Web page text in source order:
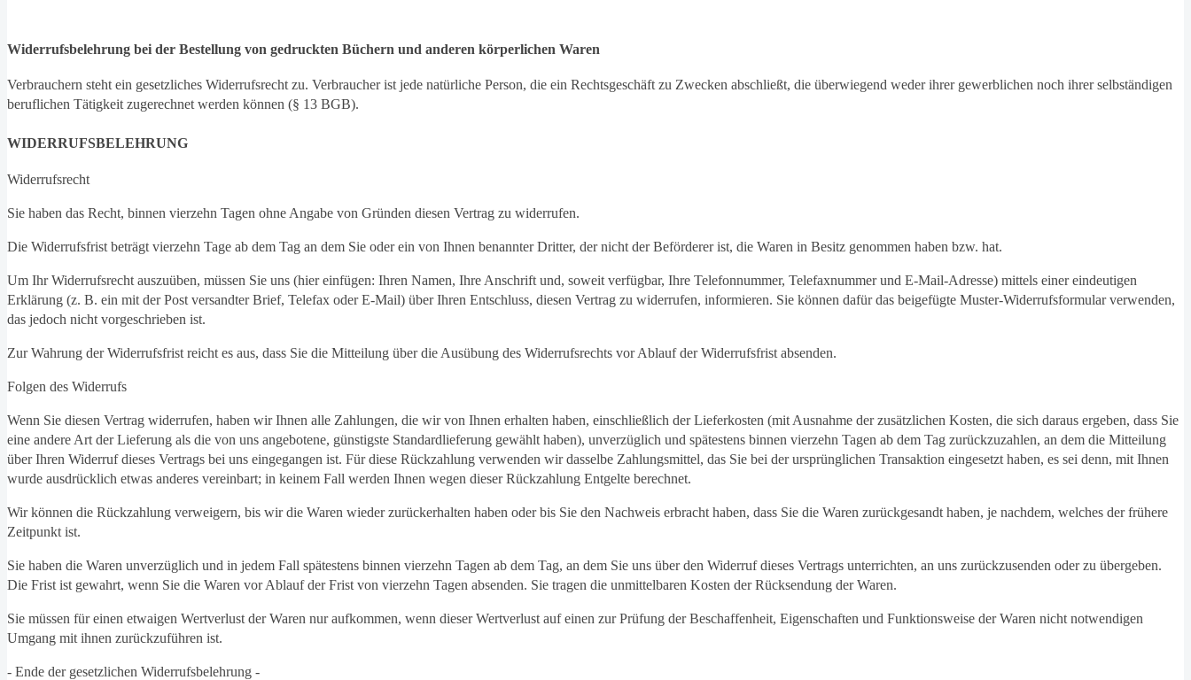
Widerrufsbelehrung bei der Bestellung von gedruckten Büchern und anderen körperlichen Waren
Verbrauchern steht ein gesetzliches Widerrufsrecht zu. Verbraucher ist jede natürliche Person, die ein Rechtsgeschäft zu Zwecken abschließt, die überwiegend weder ihrer gewerblichen noch ihrer selbständigen
beruflichen Tätigkeit zugerechnet werden können (§ 13 BGB).
WIDERRUFSBELEHRUNG
Widerrufsrecht
Sie haben das Recht, binnen vierzehn Tagen ohne Angabe von Gründen diesen Vertrag zu widerrufen.
Die Widerrufsfrist beträgt vierzehn Tage ab dem Tag an dem Sie oder ein von Ihnen benannter Dritter, der nicht der Beförderer ist, die Waren in Besitz genommen haben bzw. hat.
Um Ihr Widerrufsrecht auszuüben, müssen Sie uns (hier einfügen: Ihren Namen, Ihre Anschrift und, soweit verfügbar, Ihre Telefonnummer, Telefaxnummer und E-Mail-Adresse) mittels einer eindeutigen
Erklärung (z. B. ein mit der Post versandter Brief, Telefax oder E-Mail) über Ihren Entschluss, diesen Vertrag zu widerrufen, informieren. Sie können dafür das beigefügte Muster-Widerrufsformular verwenden,
das jedoch nicht vorgeschrieben ist.
Zur Wahrung der Widerrufsfrist reicht es aus, dass Sie die Mitteilung über die Ausübung des Widerrufsrechts vor Ablauf der Widerrufsfrist absenden.
Folgen des Widerrufs
Wenn Sie diesen Vertrag widerrufen, haben wir Ihnen alle Zahlungen, die wir von Ihnen erhalten haben, einschließlich der Lieferkosten (mit Ausnahme der zusätzlichen Kosten, die sich daraus ergeben, dass Sie
eine andere Art der Lieferung als die von uns angebotene, günstigste Standardlieferung gewählt haben), unverzüglich und spätestens binnen vierzehn Tagen ab dem Tag zurückzuzahlen, an dem die Mitteilung
über Ihren Widerruf dieses Vertrags bei uns eingegangen ist. Für diese Rückzahlung verwenden wir dasselbe Zahlungsmittel, das Sie bei der ursprünglichen Transaktion eingesetzt haben, es sei denn, mit Ihnen
wurde ausdrücklich etwas anderes vereinbart; in keinem Fall werden Ihnen wegen dieser Rückzahlung Entgelte berechnet.
Wir können die Rückzahlung verweigern, bis wir die Waren wieder zurückerhalten haben oder bis Sie den Nachweis erbracht haben, dass Sie die Waren zurückgesandt haben, je nachdem, welches der frühere
Zeitpunkt ist.
Sie haben die Waren unverzüglich und in jedem Fall spätestens binnen vierzehn Tagen ab dem Tag, an dem Sie uns über den Widerruf dieses Vertrags unterrichten, an uns zurückzusenden oder zu übergeben.
Die Frist ist gewahrt, wenn Sie die Waren vor Ablauf der Frist von vierzehn Tagen absenden. Sie tragen die unmittelbaren Kosten der Rücksendung der Waren.
Sie müssen für einen etwaigen Wertverlust der Waren nur aufkommen, wenn dieser Wertverlust auf einen zur Prüfung der Beschaffenheit, Eigenschaften und Funktionsweise der Waren nicht notwendigen
Umgang mit ihnen zurückzuführen ist.
- Ende der gesetzlichen Widerrufsbelehrung -